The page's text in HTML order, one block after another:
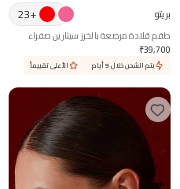
بريتو +
23
طقم قلادة مرصعة بالخرز سيتارين صفراء
₹39,700
يتم الشحن خلال 9 أيام الأعلى تقييماً